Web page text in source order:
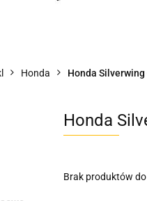
Honda Honda
Honda
Brak produktów